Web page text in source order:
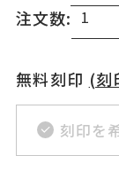
注文数:
無料刻印 (刻
刻印を